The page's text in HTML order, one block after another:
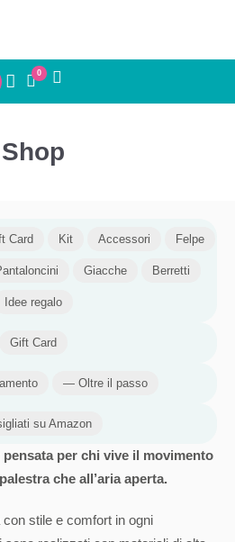
0
Shop
Card Kit Accessori Felpe
Giacche Berretti
Idee regalo
Gift Card
— Oltre il passo
su Amazon
pensata per chi vive il movimento
che all’aria aperta.
stile e comfort in ogni